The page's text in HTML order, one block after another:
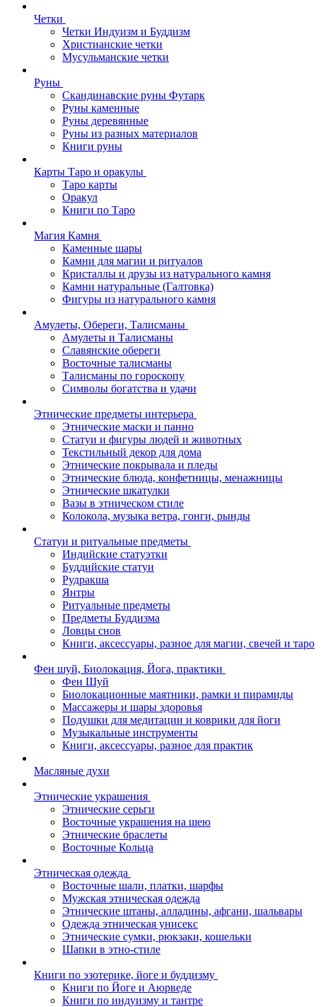
Четки
Четки Индуизм и Буддизм
Христианские четки
Мусульманские четки
Руны
Скандинавские руны Футарк
Руны каменные
Руны деревянные
Руны из разных материалов
Книги руны
Карты Таро и оракулы
Таро карты
Оракул
Книги по Таро
Магия Камня
Каменные шары
Камни для магии и ритуалов
Кристаллы и друзы из натурального камня
Камни натуральные (Галтовка)
Фигуры из натурального камня
Амулеты, Обереги, Талисманы
Амулеты и Талисманы
Славянские обереги
Восточные талисманы
Талисманы по гороскопу
Символы богатства и удачи
Этнические предметы интерьера
Этнические маски и панно
Статуи и фигуры людей и животных
Текстильный декор для дома
Этнические покрывала и пледы
Этнические блюда, конфетницы, менажницы
Этнические шкатулки
Вазы в этническом стиле
Колокола, музыка ветра, гонги, рынды
Статуи и ритуальные предметы
Индийские статуэтки
Буддийские статуи
Рудракша
Янтры
Ритуальные предметы
Предметы Буддизма
Ловцы снов
Книги, аксессуары, разное для магии, свечей и таро
Фен шуй, Биолокация, Йога, практики
Фен Шуй
Биолокационные маятники, рамки и пирамиды
Массажеры и шары здоровья
Подушки для медитации и коврики для йоги
Музыкальные инструменты
Книги, аксессуары, разное для практик
Масляные духи
Этнические украшения
Этнические серьги
Восточные украшения на шею
Этнические браслеты
Восточные Кольца
Этническая одежда
Восточные шали, платки, шарфы
Мужская этническая одежда
Этнические штаны, алладины, афгани, шальвары
Одежда этническая унисекс
Этнические сумки, рюкзаки, кошельки
Шапки в этно-стиле
Книги по эзотерике, йоге и буддизму
Книги по Йоге и Аюрведе
Книги по индуизму и тантре